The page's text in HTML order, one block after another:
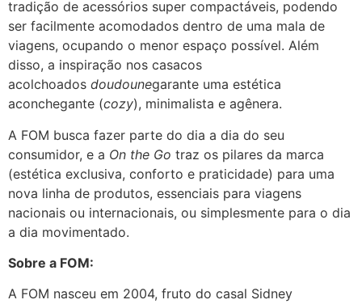
tradição de acessórios super compactáveis, podendo
ser facilmente acomodados dentro de uma mala de
viagens, ocupando o menor espaço possível. Além
disso, a inspiração nos casacos
acolchoados doudounegarante uma estética
aconchegante (cozy), minimalista e agênera.
A FOM busca fazer parte do dia a dia do seu
consumidor, e a On the Go traz os pilares da marca
(estética exclusiva, conforto e praticidade) para uma
nova linha de produtos, essenciais para viagens
nacionais ou internacionais, ou simplesmente para o dia
a dia movimentado.
Sobre a FOM:
A FOM nasceu em 2004, fruto do casal Sidney